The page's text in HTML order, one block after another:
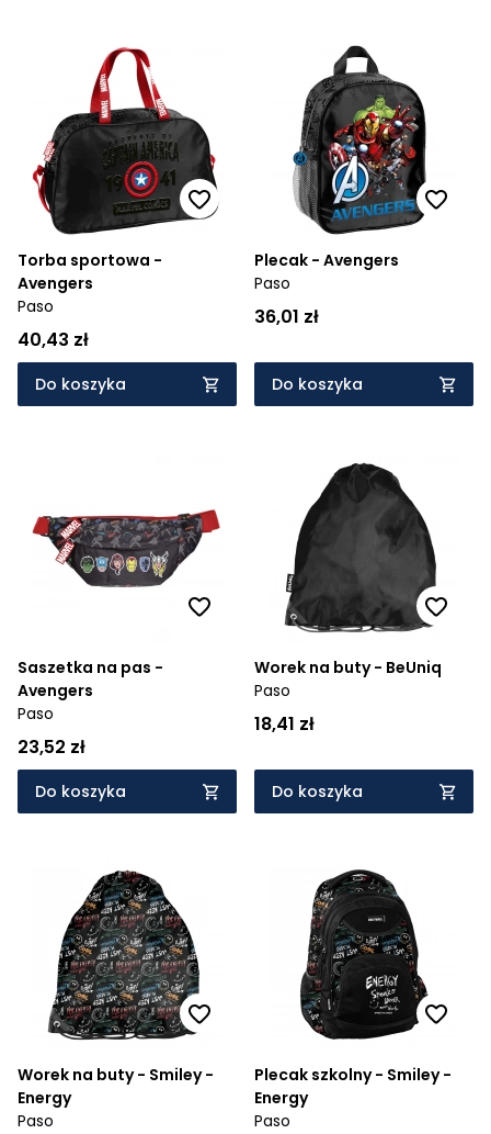
Torba sportowa -
Avengers
Paso
40,43 zł
Do koszyka
Plecak - Avengers
Paso
36,01 zł
Do koszyka
Saszetka na pas -
Avengers
Paso
23,52 zł
Do koszyka
Worek na buty - BeUniq
Paso
18,41 zł
Do koszyka
Worek na buty - Smiley -
Energy
Paso
Plecak szkolny - Smiley -
Energy
Paso